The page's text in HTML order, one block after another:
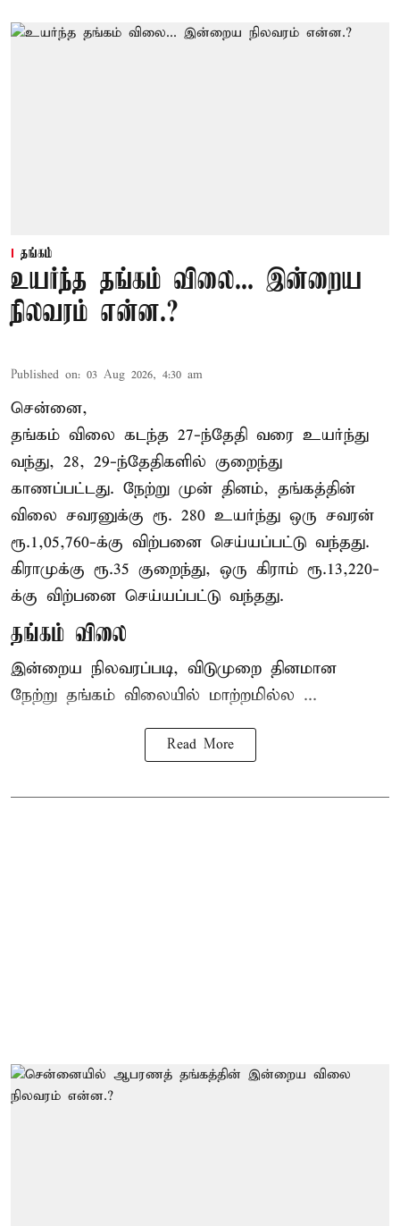
தங்கம்
உயர்ந்த தங்கம் விலை... இன்றைய
நிலவரம் என்ன.?
Published on: 03 Aug 2026, 4:30 am
சென்னை,
தங்கம் விலை கடந்த 27-ந்தேதி வரை உயர்ந்து
வந்து, 28, 29-ந்தேதிகளில் குறைந்து
காணப்பட்டது. நேற்று முன் தினம், தங்கத்தின்
விலை சவரனுக்கு ரூ. 280 உயர்ந்து ஒரு சவரன்
ரூ.1,05,760-க்கு விற்பனை செய்யப்பட்டு வந்தது.
கிராமுக்கு ரூ.35 குறைந்து, ஒரு கிராம் ரூ.13,220-
க்கு விற்பனை செய்யப்பட்டு வந்தது.
தங்கம் விலை
இன்றைய நிலவரப்படி, விடுமுறை தினமான
நேற்று தங்கம் விலையில் மாற்றமில்ல ...
Read More